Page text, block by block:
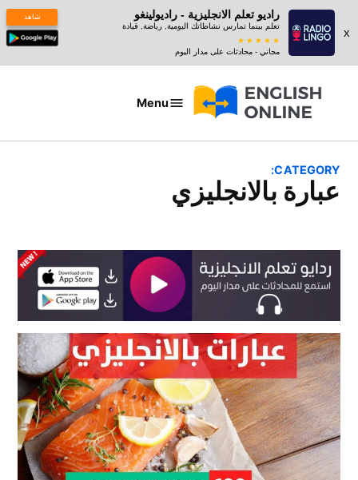
x
راديو تعلم الانجليزية - راديولينغو
تعلم بينما تمارس نشاطاتك اليومية, رياضة, قيادة
مجاني - محادثات على مدار اليوم
شاهد
عبارات
Menu
CATEGORY:
عبارة بالانجليزي